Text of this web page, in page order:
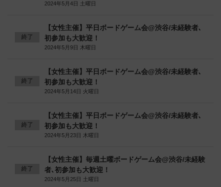
2024年5月4日 土曜日
終了
【女性主催】平日ボードゲーム会@渋谷/未経験者､
初参加も大歓迎！
2024年5月9日 木曜日
終了
【女性主催】平日ボードゲーム会@渋谷/未経験者､
初参加も大歓迎！
2024年5月14日 火曜日
終了
【女性主催】平日ボードゲーム会@渋谷/未経験者､
初参加も大歓迎！
2024年5月23日 木曜日
終了
【女性主催】毎週土曜ボードゲーム会@渋谷/未経験
者､初参加も大歓迎！
2024年5月25日 土曜日